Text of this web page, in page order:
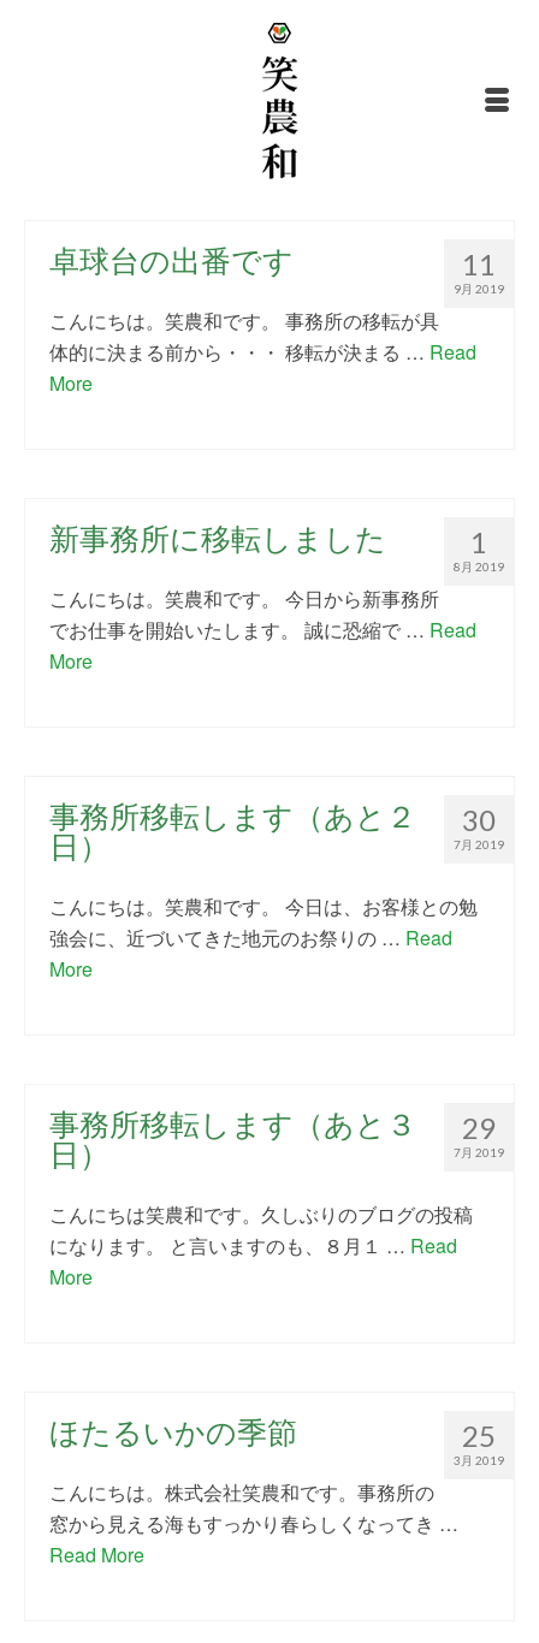
11
9月 2019
卓球台の出番です
こんにちは。笑農和です。 事務所の移転が具
体的に決まる前から・・・ 移転が決まる … Read
More
1
8月 2019
新事務所に移転しました
こんにちは。笑農和です。 今日から新事務所
でお仕事を開始いたします。 誠に恐縮で … Read
More
30
7月 2019
事務所移転します（あと２
日）
こんにちは。笑農和です。 今日は、お客様との勉
強会に、近づいてきた地元のお祭りの … Read
More
29
7月 2019
事務所移転します（あと３
日）
こんにちは笑農和です。久しぶりのブログの投稿
になります。 と言いますのも、８月１ … Read
More
25
3月 2019
ほたるいかの季節
こんにちは。株式会社笑農和です。事務所の
窓から見える海もすっかり春らしくなってき …
Read More